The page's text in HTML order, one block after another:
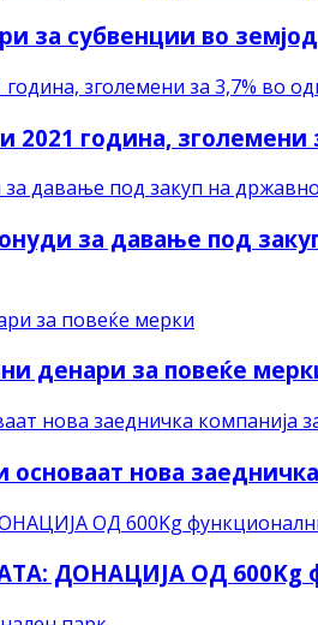
за субвенции во
година, зголемени
за давање под
денари за повеќе
нова
ДОНАЦИЈА ОД 600Kg